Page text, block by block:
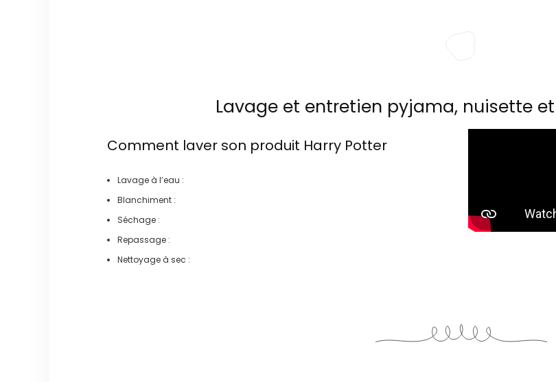
Lavage et entretien pyjama, nuisette
Comment laver son produit Harry Potter
Lavage à l’eau :
Blanchiment :
Séchage :
Repassage :
Nettoyage à sec :